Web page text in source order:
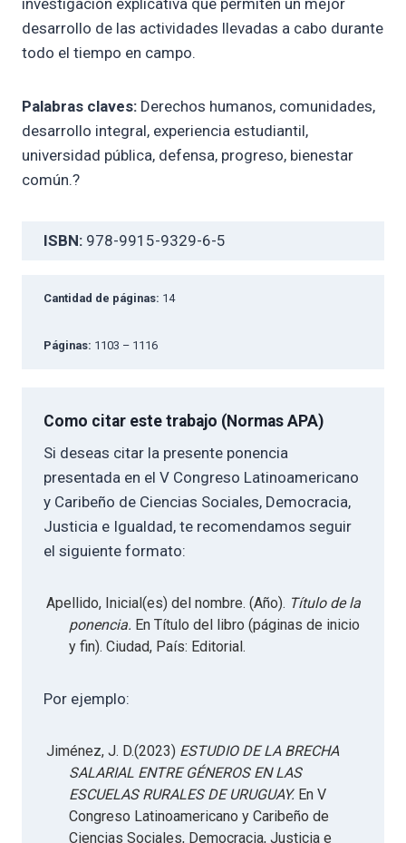
investigación explicativa que permiten un mejor
desarrollo de las actividades llevadas a cabo durante
todo el tiempo en campo.
Palabras claves: Derechos humanos, comunidades,
desarrollo integral, experiencia estudiantil,
universidad pública, defensa, progreso, bienestar
común.?
ISBN: 978-9915-9329-6-5
Cantidad de páginas: 14
Páginas: 1103 – 1116
Como citar este trabajo (Normas APA)
Si deseas citar la presente ponencia
presentada en el V Congreso Latinoamericano
y Caribeño de Ciencias Sociales, Democracia,
Justicia e Igualdad, te recomendamos seguir
el siguiente formato:
Apellido, Inicial(es) del nombre. (Año). Título de la
ponencia. En Título del libro (páginas de inicio
y fin). Ciudad, País: Editorial.
Por ejemplo:
Jiménez, J. D.(2023) ESTUDIO DE LA BRECHA
SALARIAL ENTRE GÉNEROS EN LAS
ESCUELAS RURALES DE URUGUAY. En V
Congreso Latinoamericano y Caribeño de
Ciencias Sociales, Democracia, Justicia e